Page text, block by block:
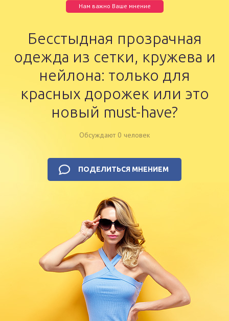
Нам важно Ваше мнение
Бесстыдная прозрачная
одежда из сетки, кружева и
нейлона: только для
красных дорожек или это
новый must-have?
Обсуждают 0 человек
ПОДЕЛИТЬСЯ МНЕНИЕМ